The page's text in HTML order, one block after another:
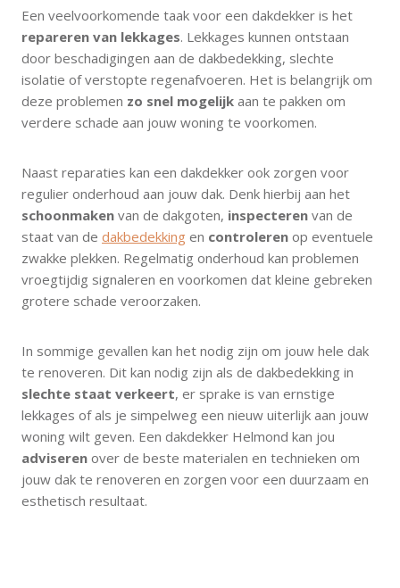
Een veelvoorkomende taak voor een dakdekker is het
repareren van lekkages. Lekkages kunnen ontstaan
door beschadigingen aan de dakbedekking, slechte
isolatie of verstopte regenafvoeren. Het is belangrijk om
deze problemen zo snel mogelijk aan te pakken om
verdere schade aan jouw woning te voorkomen.
Naast reparaties kan een dakdekker ook zorgen voor
regulier onderhoud aan jouw dak. Denk hierbij aan het
schoonmaken van de dakgoten, inspecteren van de
staat van de dakbedekking en controleren op eventuele
zwakke plekken. Regelmatig onderhoud kan problemen
vroegtijdig signaleren en voorkomen dat kleine gebreken
grotere schade veroorzaken.
In sommige gevallen kan het nodig zijn om jouw hele dak
te renoveren. Dit kan nodig zijn als de dakbedekking in
slechte staat verkeert, er sprake is van ernstige
lekkages of als je simpelweg een nieuw uiterlijk aan jouw
woning wilt geven. Een dakdekker Helmond kan jou
adviseren over de beste materialen en technieken om
jouw dak te renoveren en zorgen voor een duurzaam en
esthetisch resultaat.